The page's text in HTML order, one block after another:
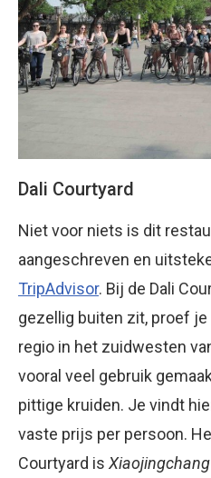
Dali Courtyard
Niet voor niets is dit
aangeschreven en
TripAdvisor. Bij de Dali
gezellig buiten zit, proef je
regio in het zuidwesten
vooral veel gebruik
pittige kruiden. Je vindt
vaste prijs per persoon.
Courtyard is